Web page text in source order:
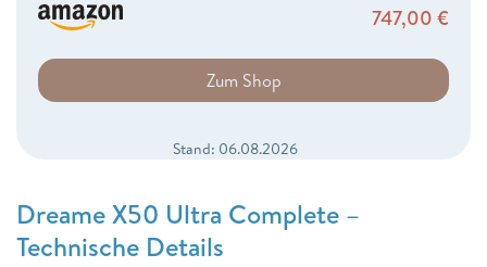
747,00 €
Zum Shop
Stand: 06.08.2026
Dreame X50 Ultra Complete –
Technische Details